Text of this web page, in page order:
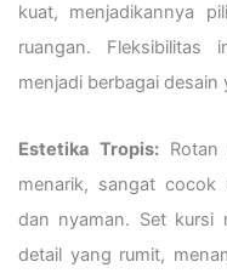
kuat, menjadikannya
ruangan. Fleksibilitas
menjadi berbagai desain
Estetika Tropis:Rotan
menarik, sangat cocok
dan nyaman. Set kursi
detail yang rumit,